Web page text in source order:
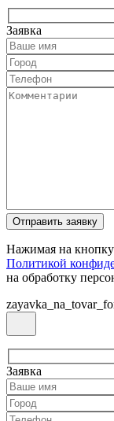
Заявка
Нажимая на кнопку
Политикой
на обработку
Заявка